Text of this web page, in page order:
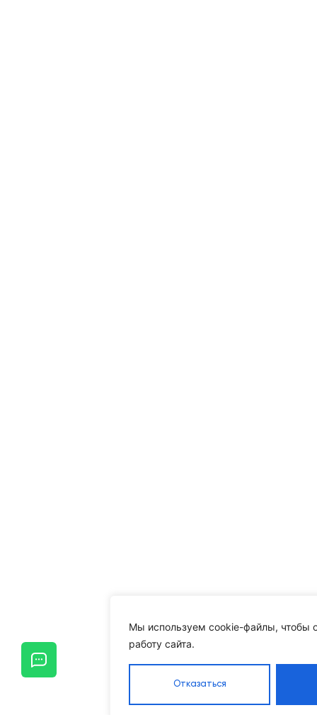
Мы используем cookie-файлы, чтобы
работу сайта.
Отказаться